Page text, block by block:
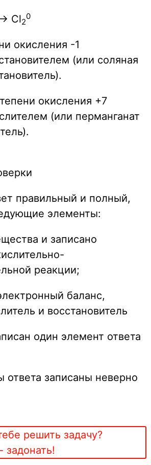
Cl2
0
окисления -1
(или соляная
окисления +7
(или перманганат
правильный и полный,
элементы:
и записано
реакции;
баланс,
и восстановитель
один элемент ответа
ответа записаны неверно
решить задачу?